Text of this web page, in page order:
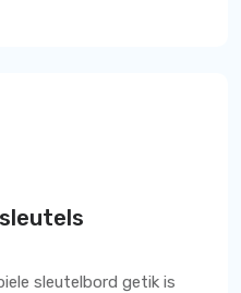
sleutelbord getik is